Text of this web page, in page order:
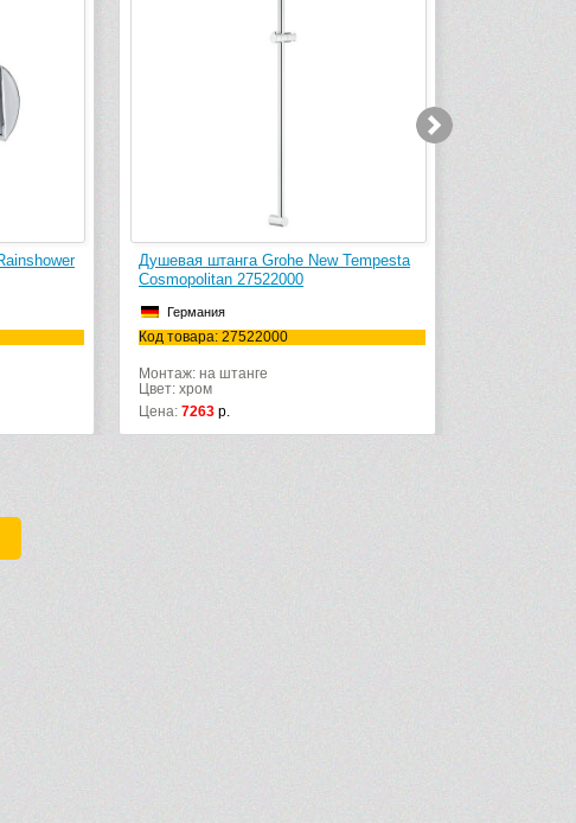
Душевая штанга Grohe New Tempesta
Cosmopolitan 27522000
Германия
Код товара: 27522000
Монтаж: на штанге
р.
Душевая штанга Grohe